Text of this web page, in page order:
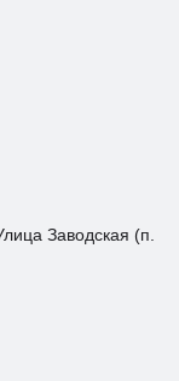
Заводская (п.